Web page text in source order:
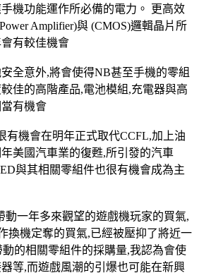
機功能運作所必備的電力。 更高效
Amplifier)與 (CMOS)邏輯晶片所
有較佳機會
意外,將會使得NB甚至手機的零組
佳的高階產品,電池模組,充電器與高
有機會
機會在明年正式取代CCFL,加上油
美國汽車業的復甦,所引發的汽車
與其相關零組件也很有機會成為主
一年多來觀望的遊戲機玩家的買氣,
換機定奪的買氣,已經被壓抑了將近一
的相關零組件的採購量,我認為會使
等,而遊戲風潮的引爆也可能在新興